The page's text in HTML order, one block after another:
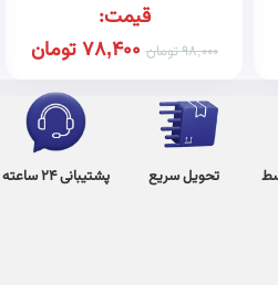
قیمت:
98,000تومان 78,400تومان
تحویل سریع پشتیبانی 24 ساعته